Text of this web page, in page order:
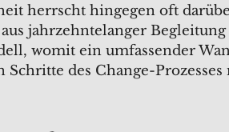
herrscht hingegen oft
jahrzehntelanger
womit ein umfassender
des Change-